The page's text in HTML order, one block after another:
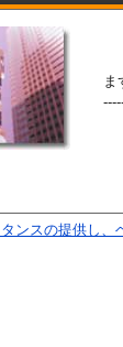
ンスの提供し、